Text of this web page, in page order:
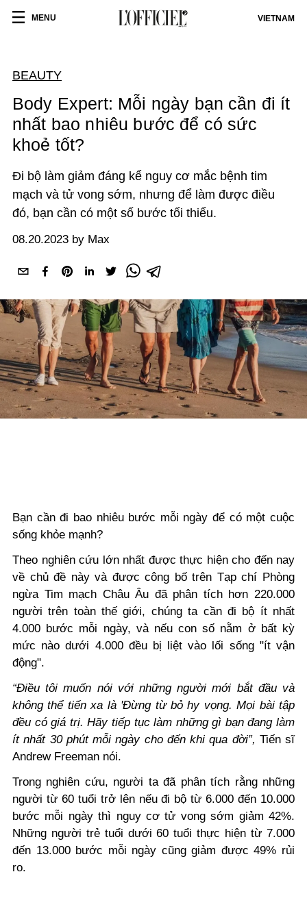
MENU VIETNAM
BEAUTY
Body Expert: Mỗi ngày bạn cần đi ít
nhất bao nhiêu bước để có sức
khoẻ tốt?
Đi bộ làm giảm đáng kể nguy cơ mắc bệnh tim
mạch và tử vong sớm, nhưng để làm được điều
đó, bạn cần có một số bước tối thiểu.
08.20.2023 by Max
Bạn cần đi bao nhiêu bước mỗi ngày để có một cuộc
sống khỏe mạnh?
Theo nghiên cứu lớn nhất được thực hiện cho đến nay
về chủ đề này và được công bố trên Tạp chí Phòng
ngừa Tim mạch Châu Âu đã phân tích hơn 220.000
người trên toàn thế giới, chúng ta cần đi bộ ít nhất
4.000 bước mỗi ngày, và nếu con số nằm ở bất kỳ
mức nào dưới 4.000 đều bị liệt vào lối sống "ít vận
động".
“Điều tôi muốn nói với những người mới bắt đầu và
không thể tiến xa là 'Đừng từ bỏ hy vọng. Mọi bài tập
đều có giá trị. Hãy tiếp tục làm những gì bạn đang làm
ít nhất 30 phút mỗi ngày cho đến khi qua đời”, Tiến sĩ
Andrew Freeman nói.
Trong nghiên cứu, người ta đã phân tích rằng những
người từ 60 tuổi trở lên nếu đi bộ từ 6.000 đến 10.000
bước mỗi ngày thì nguy cơ tử vong sớm giảm 42%.
Những người trẻ tuổi dưới 60 tuổi thực hiện từ 7.000
đến 13.000 bước mỗi ngày cũng giảm được 49% rủi
ro.